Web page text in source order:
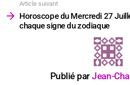
Article suivant
Horoscope du Mercredi 27
chaque signe du zodiaque
Publié parJean-